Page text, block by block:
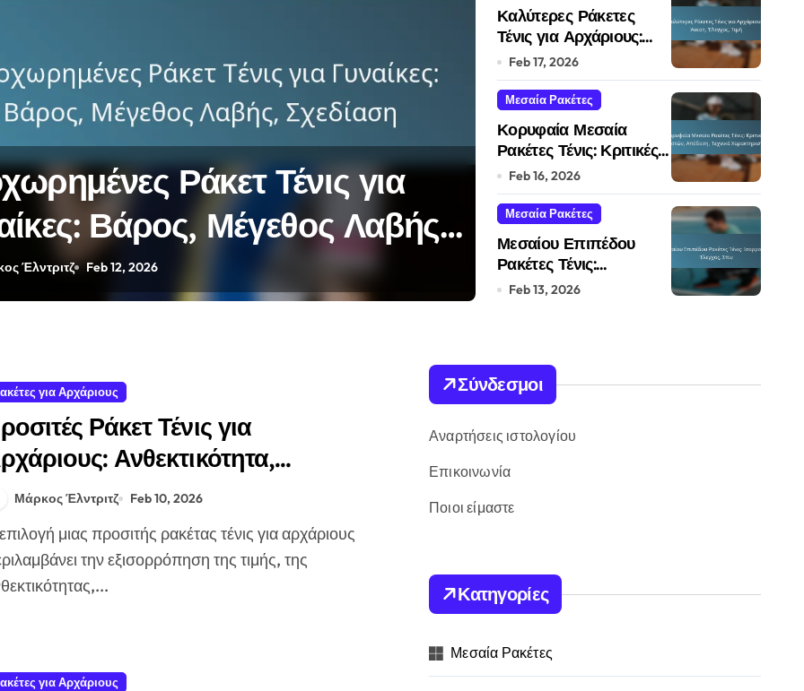
Ράκετ Τένις για
Βάρος, Μέγεθος Λαβής,
Έλντριτζ Feb 12, 2026
Ρακέτες Τένις
για Αρχάριους:
Καινοτομία,
Μάρκος Έλντριτζ Feb 17, 2026
Καλύτερες Ράκετες
Τένις για Αρχάριους:
Άνεση, Έλεγχος, Τιμή
Feb 17, 2026
Μεσαία Ρακέτες
Κορυφαία Μεσαία
Ρακέτες Τένις: Κριτικές
Χρηστών, Απόδοση,
Τεχνικά Χαρακτηριστικά
Feb 16, 2026
Μεσαία Ρακέτες
Μεσαίου Επιπέδου
Ρακέτες Τένις:
Ισορροπία, Έλεγχος,
Feb 13, 2026
για Αρχάριους
Ράκετ Τένις για
Ανθεκτικότητα,
Απόδοση, Στυλ
Μάρκος Έλντριτζ Feb 10, 2026
την εξισορρόπηση της τιμής, της
για Αρχάριους
Σύνδεσμοι
Αναρτήσεις ιστολογίου
Επικοινωνία
Ποιοι είμαστε
Κατηγορίες
Μεσαία Ρακέτες